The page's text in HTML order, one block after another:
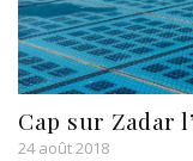
Cap sur Zadar
24 août 2018